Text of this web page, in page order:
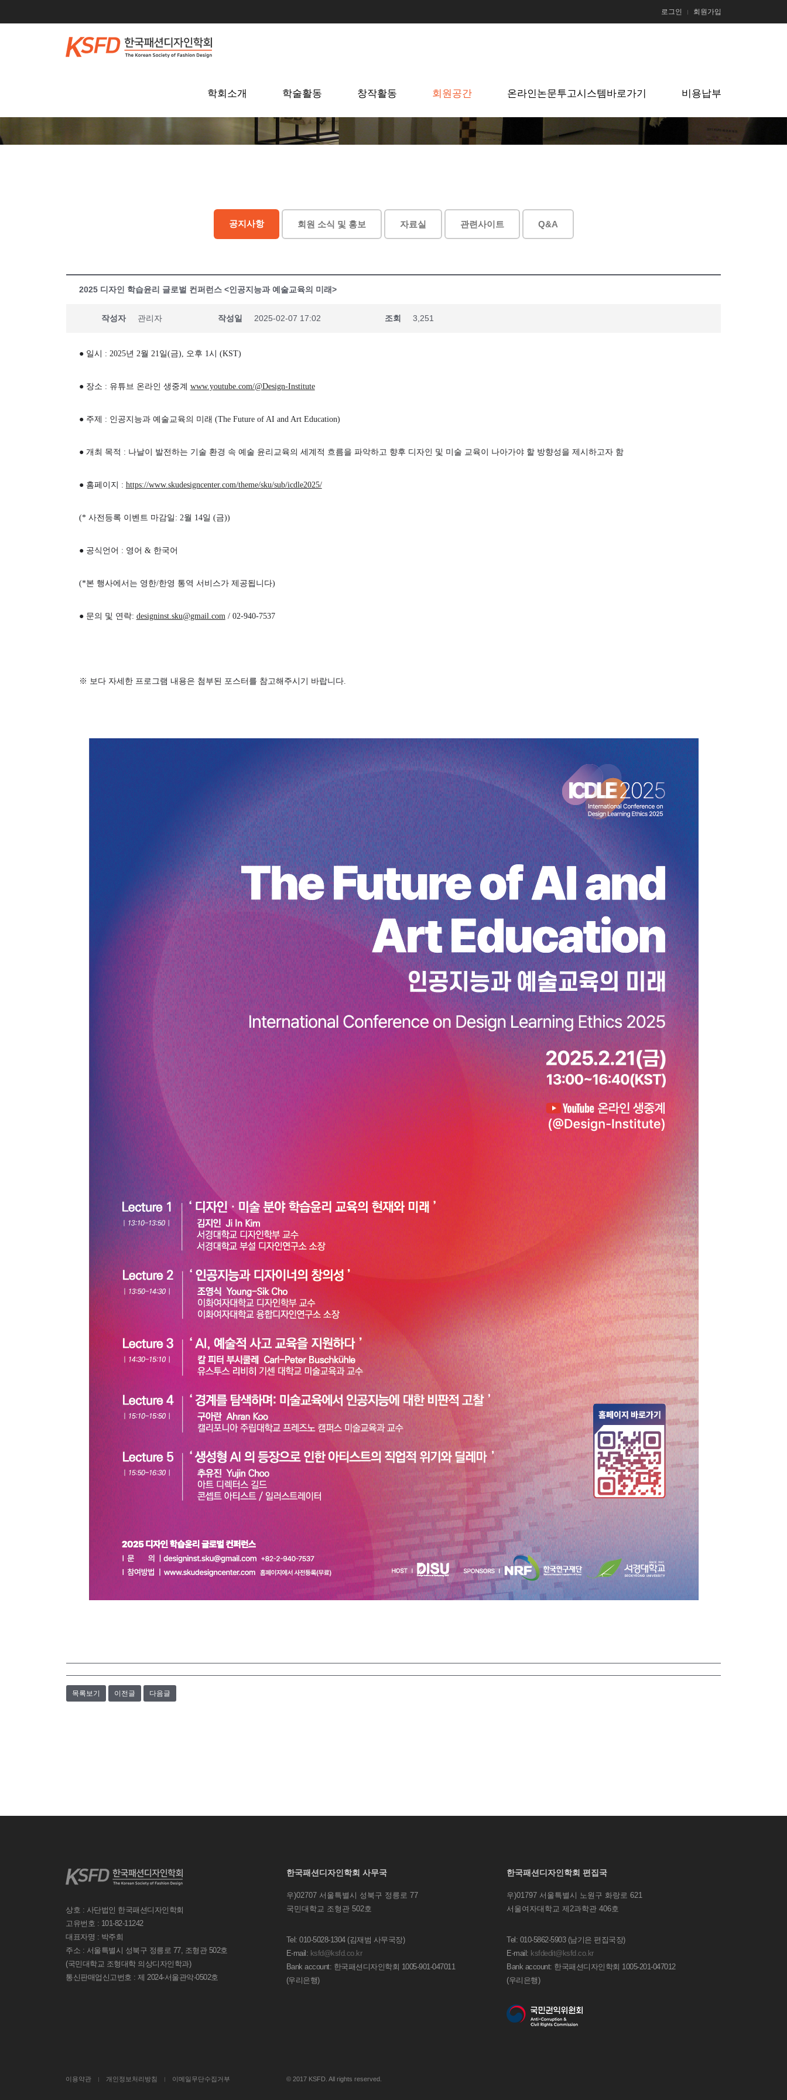
로그인 회원가입
학회소개 학술활동 창작활동 회원공간 온라인논문투고시스템바로가기 비용납부
공지사항 회원 소식 및 홍보 자료실 관련사이트 Q&A
2025 디자인 학습윤리 글로벌 컨퍼런스 <인공지능과 예술교육의 미래>
작성자 관리자 작성일 2025-02-07 17:02 조회 3,251
● 일시 : 2025년 2월 21일(금), 오후 1시 (KST)
● 장소 : 유튜브 온라인 생중계 www.youtube.com/@Design-Institute
● 주제 : 인공지능과 예술교육의 미래 (The Future of AI and Art Education)
● 개최 목적 : 나날이 발전하는 기술 환경 속 예술 윤리교육의 세계적 흐름을 파악하고 향후 디자인 및 미술 교육이 나아가야 할 방향성을 제시하고자 함
● 홈페이지 : https://www.skudesigncenter.com/theme/sku/sub/icdle2025/
(* 사전등록 이벤트 마감일 : 2월 14일 (금))
● 공식언어 : 영어 & 한국어
(*본 행사에서는 영한/한영 통역 서비스가 제공됩니다)
● 문의 및 연락: designinst.sku@gmail.com/ 02-940-7537
※ 보다 자세한 프로그램 내용은 첨부된 포스터를 참고해주시기 바랍니다.
목록보기 이전글 다음글
상호 : 사단법인 한국패션디자인학회
고유번호 : 101-82-11242
대표자명 : 박주희
주소 : 서울특별시 성북구 정릉로 77, 조형관 502호
(국민대학교 조형대학 의상디자인학과)
통신판매업신고번호 : 제 2024-서울관악-0502호
한국패션디자인학회 사무국
우)02707 서울특별시 성북구 정릉로 77
국민대학교 조형관 502호
Tel: 010-5028-1304 (김재범 사무국장)
E-mail: ksfd@ksfd.co.kr
Bank account: 한국패션디자인학회 1005-901-047011
(우리은행)
한국패션디자인학회 편집국
우)01797 서울특별시 노원구 화랑로 621
서울여자대학교 제2과학관 406호
Tel: 010-5862-5903 (남기은 편집국장)
E-mail: ksfdedit@ksfd.co.kr
Bank account: 한국패션디자인학회 1005-201-047012
(우리은행)
이용약관 개인정보처리방침 이메일무단수집거부 © 2017 KSFD. All rights reserved.